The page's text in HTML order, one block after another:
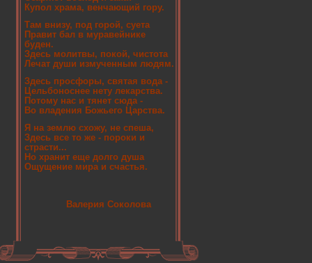
Купол храма, венчающий гору.
Там внизу, под горой, суета
Правит бал в муравейнике
буден.
Здесь молитвы, покой, чистота
Лечат души измученным людям.
Здесь просфоры, святая вода -
Цельбоноснее нету лекарства.
Потому нас и тянет сюда -
Во владения Божьего Царства.
Я на землю схожу, не спеша,
Здесь все то же - пороки и
страсти...
Но хранит еще долго душа
Ощущение мира и счастья.
Валерия Соколова